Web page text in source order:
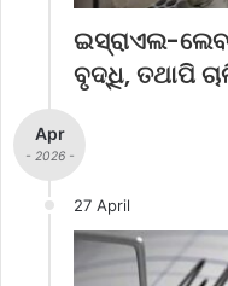
ଇସ୍ରାଏଲ-
ବୃଦ୍ଧି, ତଥାପି
Apr
- 2026 -
27 April